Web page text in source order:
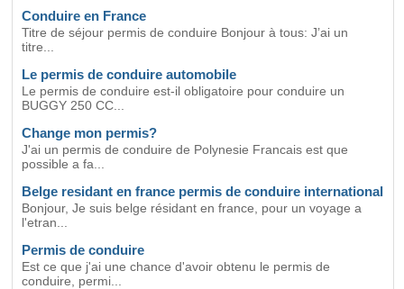
Conduire en France
Titre de séjour permis de conduire Bonjour à tous: J’ai un
titre...
Le permis de conduire automobile
Le permis de conduire est-il obligatoire pour conduire un
BUGGY 250 CC...
Change mon permis?
J'ai un permis de conduire de Polynesie Francais est que
possible a fa...
Belge residant en france permis de conduire international
Bonjour, Je suis belge résidant en france, pour un voyage a
l'etran...
Permis de conduire
Est ce que j'ai une chance d'avoir obtenu le permis de
conduire, permi...